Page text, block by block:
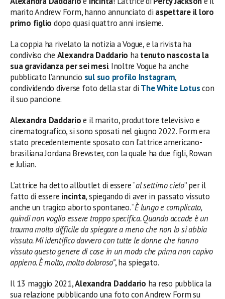
marito Andrew Form, hanno annunciato di aspettare il loro
primo figlio dopo quasi quattro anni insieme.
La coppia ha rivelato la notizia a Vogue, e la rivista ha
condiviso che Alexandra Daddario hatenuto nascosta la
sua gravidanza per sei mesi. Inoltre Vogue ha anche
pubblicato l’annuncio sul suo profilo Instagram,
condividendo diverse foto della star di The White Lotuscon
il suo pancione.
Alexandra Daddarioe il marito, produttore televisivo e
cinematografico, si sono sposati nel giugno 2022. Form era
stato precedentemente sposato con l’attrice americano-
brasiliana Jordana Brewster, con la quale ha due figli, Rowan
e Julian.
L’attrice ha detto all’outlet di essere “al settimo cielo” per il
fatto di essere incinta, spiegando di aver in passato vissuto
anche un tragico aborto spontaneo. “È lungo e complicato,
quindi non voglio essere troppo specifica. Quando accade è un
trauma molto difficile da spiegare a meno che non lo si abbia
vissuto. Mi identifico davvero con tutte le donne che hanno
vissuto questo genere di cose in un modo che prima non capivo
appieno. È molto, molto doloroso”, ha spiegato.
Il 13 maggio 2021,Alexandra Daddario ha reso pubblica la
sua relazione pubblicando una foto con Andrew Form su